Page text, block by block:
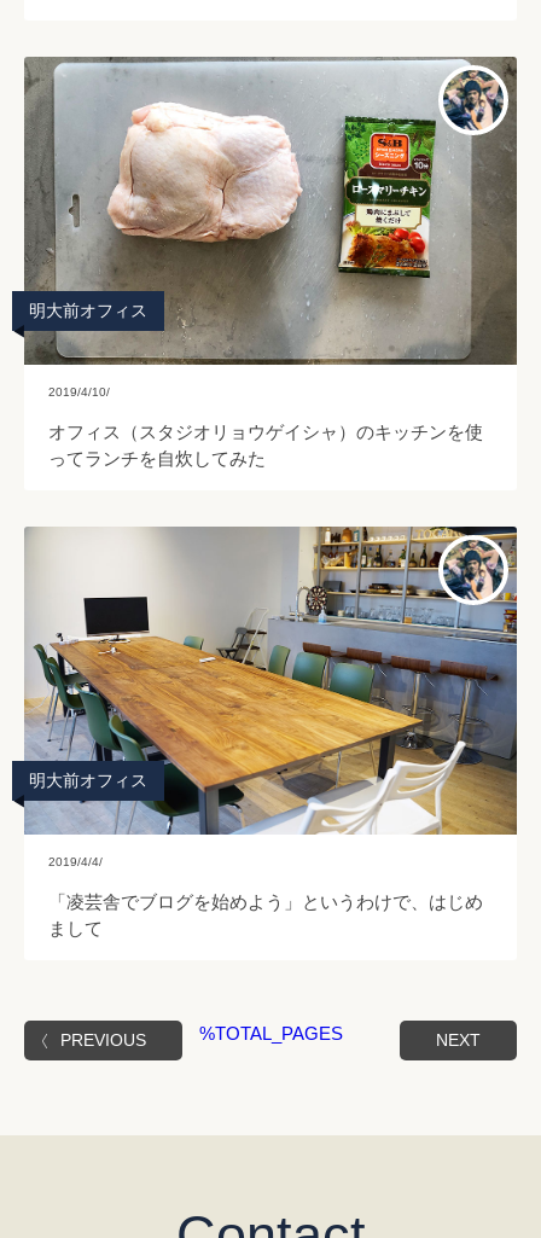
明大前オフィス
2019/4/10/
オフィス（スタジオリョウゲイシャ）のキッチンを使
ってランチを自炊してみた
明大前オフィス
2019/4/4/
「凌芸舎でブログを始めよう」というわけで、はじめ
まして
%TOTAL_PAGES
PREVIOUS NEXT